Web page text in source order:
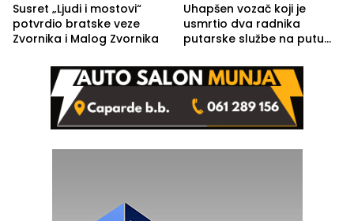
Susret „Ljudi i mostovi“
potvrdio bratske veze
Zvornika i Malog Zvornika
Uhapšen vozač koji je
usmrtio dva radnika
putarske službe na putu
(FOTO)